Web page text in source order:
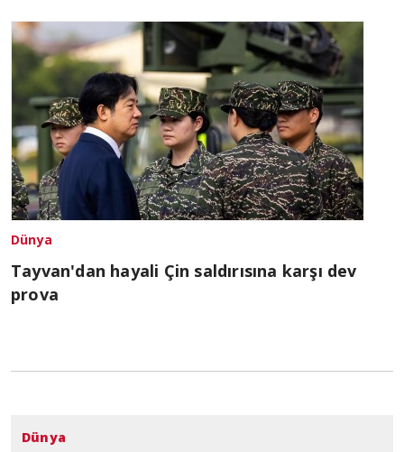
Dünya
Tayvan'dan hayali Çin saldırısına karşı dev
prova
Dünya